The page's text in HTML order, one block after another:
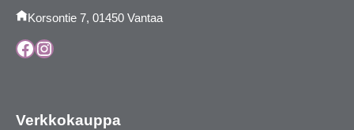
Korsontie 7, 01450 Vantaa
Facebook
Instagram
Verkkokauppa